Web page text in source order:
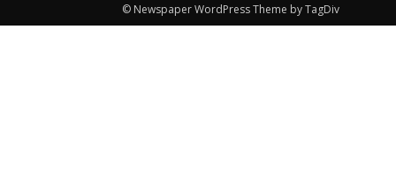
© Newspaper WordPress Theme by TagDiv